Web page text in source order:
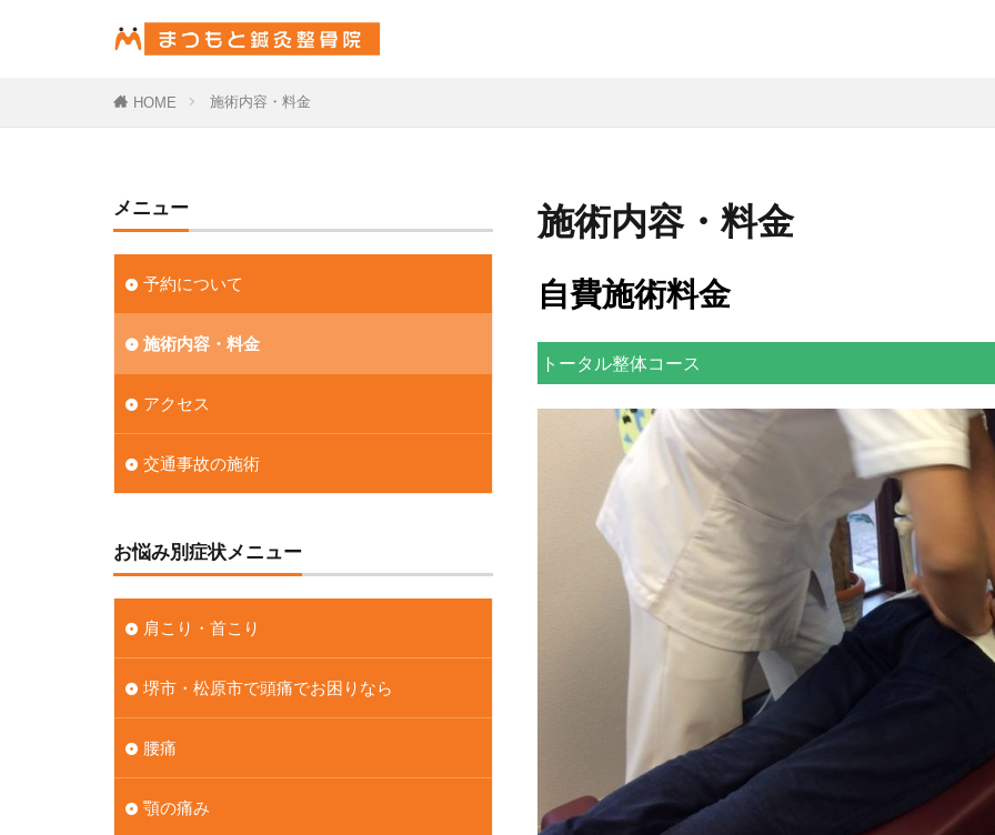
HOME 施術内容・料金
施術内容・料金
自費施術料金
トータル整体コース
メニュー
予約について
施術内容・料金
アクセス
交通事故の施術
お悩み別症状メニュー
肩こり・首こり
堺市・松原市で頭痛でお困りなら
腰痛
顎の痛み